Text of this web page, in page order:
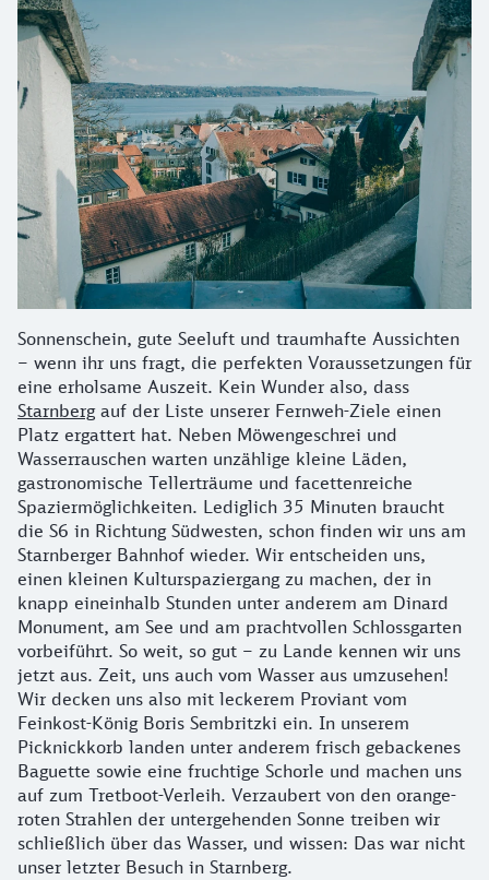
Sonnenschein, gute Seeluft und traumhafte Aussichten
– wenn ihr uns fragt, die perfekten Voraussetzungen für
eine erholsame Auszeit. Kein Wunder also, dass
Starnbergauf der Liste unserer Fernweh-Ziele einen
Platz ergattert hat. Neben Möwengeschrei und
Wasserrauschen warten unzählige kleine Läden,
gastronomische Tellerträume und facettenreiche
Spaziermöglichkeiten. Lediglich 35 Minuten braucht
die S6 in Richtung Südwesten, schon finden wir uns am
Starnberger Bahnhof wieder. Wir entscheiden uns,
einen kleinen Kulturspaziergang zu machen, der in
knapp eineinhalb Stunden unter anderem am Dinard
Monument, am See und am prachtvollen Schlossgarten
vorbeiführt. So weit, so gut – zu Lande kennen wir uns
jetzt aus. Zeit, uns auch vom Wasser aus umzusehen!
Wir decken uns also mit leckerem Proviant vom
Feinkost-König Boris Sembritzki ein. In unserem
Picknickkorb landen unter anderem frisch gebackenes
Baguette sowie eine fruchtige Schorle und machen uns
auf zum Tretboot-Verleih. Verzaubert von den orange-
roten Strahlen der untergehenden Sonne treiben wir
schließlich über das Wasser, und wissen: Das war nicht
unser letzter Besuch in Starnberg.